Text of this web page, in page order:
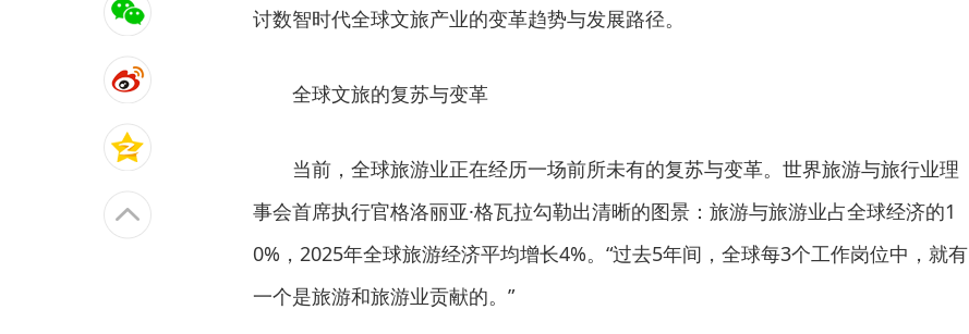
讨数智时代全球文旅产业的变革趋势与发展路径。
全球文旅的复苏与变革
当前，全球旅游业正在经历一场前所未有的复苏与变革。世界旅游与旅行业理
事会首席执行官格洛丽亚·格瓦拉勾勒出清晰的图景：旅游与旅游业占全球经济的1
0%，2025年全球旅游经济平均增长4%。“过去5年间，全球每3个工作岗位中，就有
一个是旅游和旅游业贡献的。”